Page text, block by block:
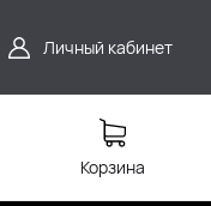
Личный кабинет
Корзина